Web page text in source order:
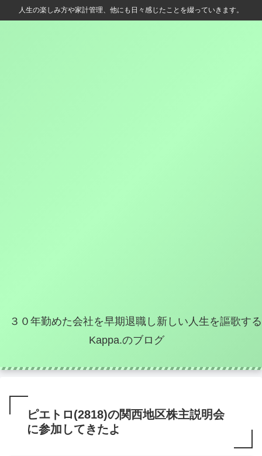
人生の楽しみ方や家計管理、他にも日々感じたことを綴っていきます。
３０年勤めた会社を早期退職し新しい人生を謳歌する
Kappa.のブログ
ピエトロ(2818)の関西地区株主説明会
に参加してきたよ